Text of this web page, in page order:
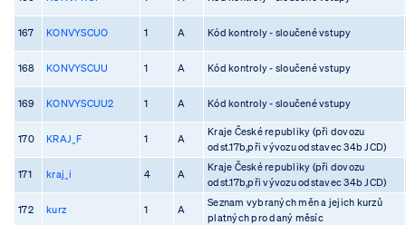
167 KONVYSCUO 1 A Kód kontroly - sloučené vstupy
168 KONVYSCUU 1 A Kód kontroly - sloučené vstupy
169 KONVYSCUU2 1 A Kód kontroly - sloučené vstupy
170 KRAJ_F 1 A
Kraje České republiky (při dovozu
odst.17b,při vývozu odstavec 34b JCD)
171 kraj_i 4 A
Kraje České republiky (při dovozu
odst.17b,při vývozu odstavec 34b JCD)
172 kurz 1 A
Seznam vybraných měn a jejich kurzů
platných pro daný měsíc